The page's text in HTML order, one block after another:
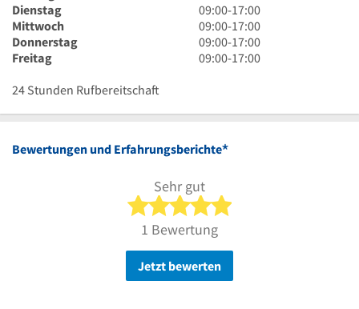
Uhr
bis
17
Uhr
Dienstag
9
Uhr
bis
17
09:00-17:00
Mittwoch
9
Uhr
bis
09:00-17:00
Donnerstag
9
Uhr
09:00-17:00
Freitag
9
Uhr
09:00-17:00
24 Stunden Rufbereitschaft
Bewertungen und Erfahrungsberichte*
Sehr gut
5 von 5 Sternen
1 Bewertung
Jetzt bewerten